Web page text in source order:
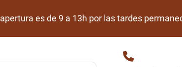
es de 9 a 13h por las tardes